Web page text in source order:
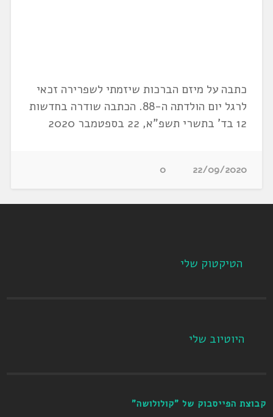
כתבה על מיזם הברכות שיזמתי לשפרירה זכאי
לרגל יום הולדתה ה-88. הכתבה שודרה בחדשות
12 בד' בתשרי תשפ"א, 22 בספטמבר 2020
22/09/2020
0
הטיקטוק שלי
היוטיוב שלי
קבוצת הפייסבוק של "קולולושה"